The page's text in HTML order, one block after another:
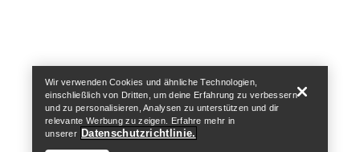
Wir verwenden Cookies und ähnliche Technologien,
einschließlich von Dritten, um deine Erfahrung zu verbessern
und zu personalisieren, Analysen zu unterstützen und dir
relevante Werbung zu zeigen. Erfahre mehr in
unserer Datenschutzrichtlinie.